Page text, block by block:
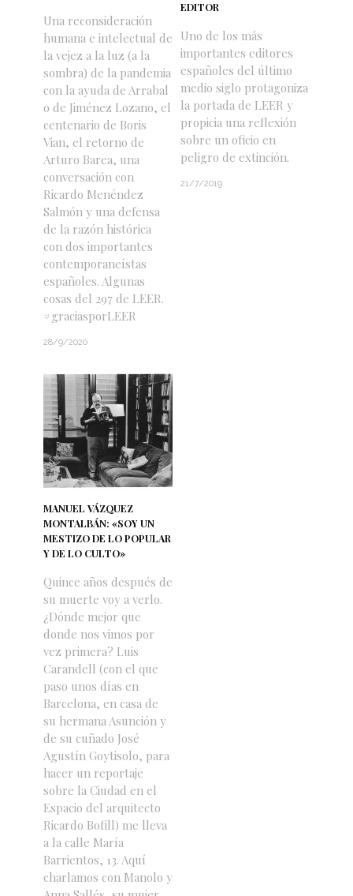
Una reconsideración
humana e intelectual de
la vejez a la luz (a la
sombra) de la pandemia
con la ayuda de Arrabal
o de Jiménez Lozano, el
centenario de Boris
Vian, el retorno de
Arturo Barea, una
conversación con
Ricardo Menéndez
Salmón y una defensa
de la razón histórica
con dos importantes
contemporaneístas
españoles. Algunas
cosas del 297 de LEER.
#graciasporLEER
28/9/2020
EDITOR
Uno de los más
importantes editores
españoles del último
medio siglo protagoniza
la portada de LEER y
propicia una reflexión
sobre un oficio en
peligro de extinción.
21/7/2019
MANUEL VÁZQUEZ
MONTALBÁN: «SOY UN
MESTIZO DE LO POPULAR
Y DE LO CULTO»
Quince años después de
su muerte voy a verlo.
¿Dónde mejor que
donde nos vimos por
vez primera? Luis
Carandell (con el que
paso unos días en
Barcelona, en casa de
su hermana Asunción y
de su cuñado José
Agustín Goytisolo, para
hacer un reportaje
sobre la Ciudad en el
Espacio del arquitecto
Ricardo Bofill) me lleva
a la calle María
Barrientos, 13. Aquí
charlamos con Manolo y